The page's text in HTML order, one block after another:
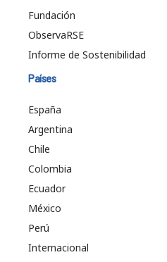
Fundación
ObservaRSE
Informe de Sostenibilidad
Países
España
Argentina
Chile
Colombia
Ecuador
México
Perú
Internacional